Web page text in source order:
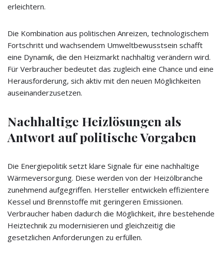
erleichtern.
Die Kombination aus politischen Anreizen, technologischem
Fortschritt und wachsendem Umweltbewusstsein schafft
eine Dynamik, die den Heizmarkt nachhaltig verändern wird.
Für Verbraucher bedeutet das zugleich eine Chance und eine
Herausforderung, sich aktiv mit den neuen Möglichkeiten
auseinanderzusetzen.
Nachhaltige Heizlösungen als
Antwort auf politische Vorgaben
Die Energiepolitik setzt klare Signale für eine nachhaltige
Wärmeversorgung. Diese werden von der Heizölbranche
zunehmend aufgegriffen. Hersteller entwickeln effizientere
Kessel und Brennstoffe mit geringeren Emissionen.
Verbraucher haben dadurch die Möglichkeit, ihre bestehende
Heiztechnik zu modernisieren und gleichzeitig die
gesetzlichen Anforderungen zu erfüllen.